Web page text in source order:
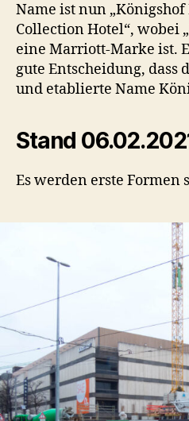
Name ist nun
Collection Hotel“, wobei
eine Marriott-Marke ist.
gute Entscheidung,
und etablierte Name
Stand
Es werden erste Formen